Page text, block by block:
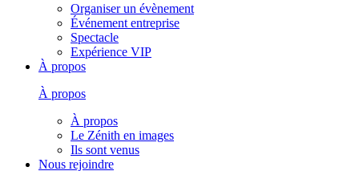
Organiser un évènement
Événement entreprise
Spectacle
Expérience VIP
À propos
À propos
À propos
Le Zénith en images
Ils sont venus
Nous rejoindre